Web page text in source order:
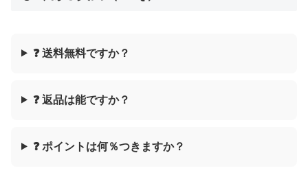
❓ 送料無料ですか？
❓ 返品は能ですか？
❓ ポイントは何％つきますか？